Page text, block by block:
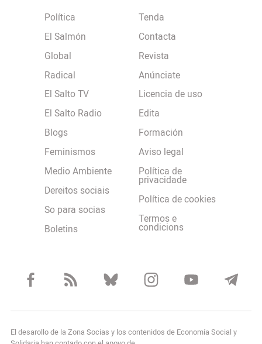
Política
El Salmón
Global
Radical
El Salto TV
El Salto Radio
Blogs
Feminismos
Medio Ambiente
Dereitos sociais
So para socias
Boletins
Tenda
Contacta
Revista
Anúnciate
Licencia de uso
Edita
Formación
Aviso legal
Política de
privacidade
Política de cookies
Termos e
condicions
El desarollo de la Zona Socias y los contenidos de Economía Social y